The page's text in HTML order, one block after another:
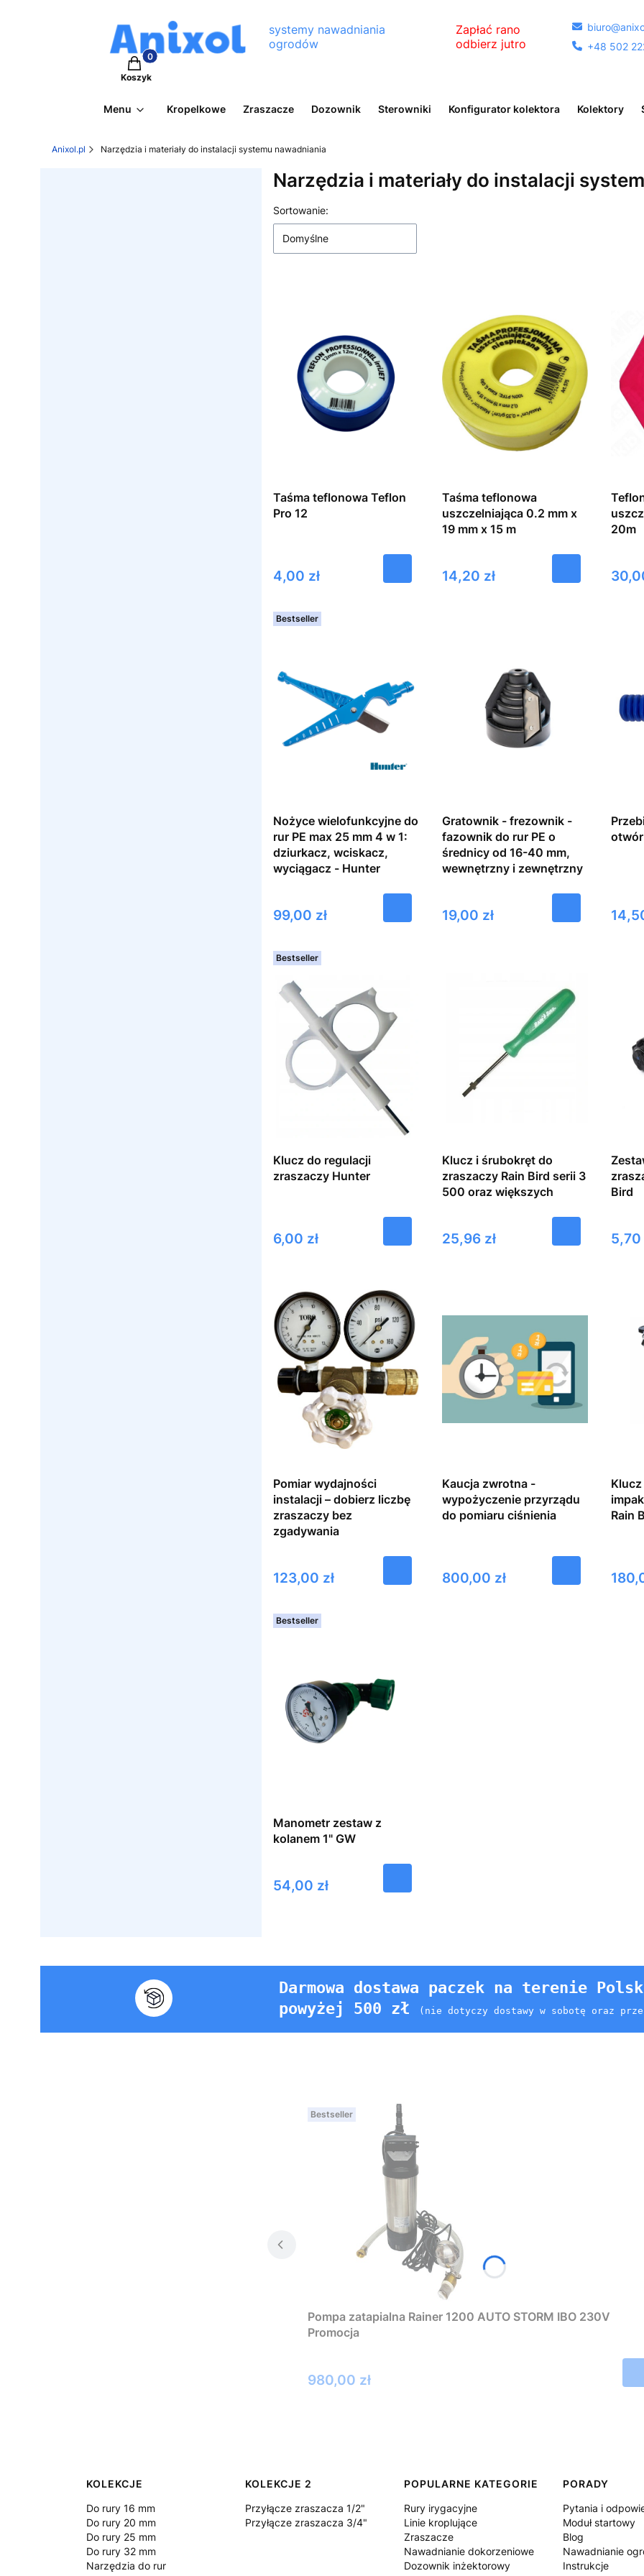
systemy nawadniania
ogrodów
Zapłać rano
odbierz jutro

 +48 502
Produkty w koszyku: 0. Zobacz szczegóły
Koszyk
Menu Kropelkowe Zraszacze Dozownik Sterowniki Konfigurator kolektora Kolektory
Anixol.pl Narzędzia i materiały do instalacji systemu nawadniania
Narzędzia i materiały do instalacji
Lista produktów
Sortowanie:
Domyślne
Taśma teflonowa Teflon
Pro 12
Cena
4,00 zł
Taśma teflonowa
uszczelniająca 0.2 mm x
19 mm x 15 m
Cena
14,20 zł
20m
Cena
Bestseller
Nożyce wielofunkcyjne do
rur PE max 25 mm 4 w 1:
dziurkacz, wciskacz,
wyciągacz - Hunter
Cena
99,00 zł
Gratownik - frezownik -
fazownik do rur PE o
średnicy od 16-40 mm,
wewnętrzny i zewnętrzny
Cena
19,00 zł Cena
Bestseller
Klucz do regulacji
zraszaczy Hunter
Cena
6,00 zł
Klucz i śrubokręt do
zraszaczy Rain Bird serii 3
500 oraz większych
Cena
25,96 zł
Bird
Cena
5,70
Pomiar wydajności
instalacji – dobierz liczbę
zraszaczy bez
zgadywania
Cena
123,00 zł
Kaucja zwrotna -
wypożyczenie przyrządu
do pomiaru ciśnienia
Cena
800,00 zł
Rain
Cena
Bestseller
Manometr zestaw z
kolanem 1" GW
Cena
54,00 zł
Darmowa dostawa paczek na terenie
powyżej 500 zł
(nie dotyczy dostawy w sobotę oraz
Bestseller
Pompa zatapialna Rainer 1200 AUTO STORM IBO 230V
Promocja
Cena
980,00 zł
Linki w stopce
KOLEKCJE
Do rury 16 mm
Do rury 20 mm
Do rury 25 mm
Do rury 32 mm
Narzędzia do rur
KOLEKCJE 2
Przyłącze zraszacza 1/2"
Przyłącze zraszacza 3/4"
POPULARNE KATEGORIE
Rury irygacyjne
Linie kroplujące
Zraszacze
Nawadnianie dokorzeniowe
Dozownik inżektorowy
PORADY
Pytania i
Moduł startowy
Blog
Nawadnianie
Instrukcje